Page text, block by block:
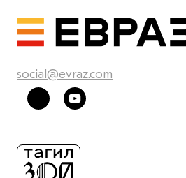
social@evraz.com